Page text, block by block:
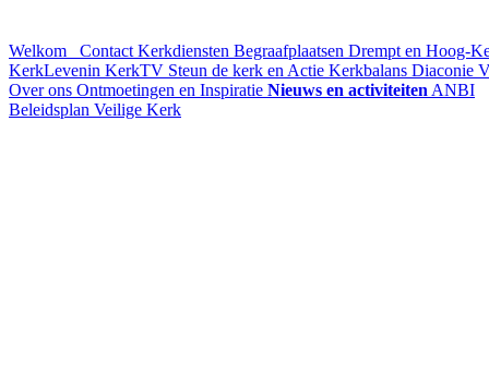
Welkom Contact Kerkdiensten Begraafplaatsen Drempt en Hoog-
KerkLevenin KerkTV Steun de kerk en Actie Kerkbalans Diaconie
Over ons Ontmoetingen en Inspiratie Nieuws en activiteiten ANBI
Beleidsplan Veilige Kerk